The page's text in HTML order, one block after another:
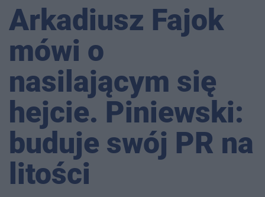
Arkadiusz Fajok
mówi o
nasilającym się
hejcie. Piniewski:
buduje swój PR na
litości